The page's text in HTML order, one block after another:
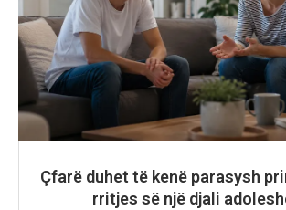
Çfarë duhet të kenë parasysh
rritjes së një djali